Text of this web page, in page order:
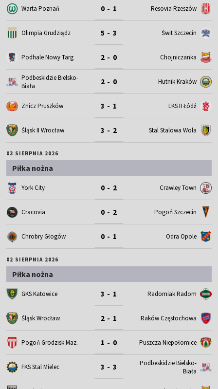
Warta Poznań 0 - 1 Resovia Rzeszów
Olimpia Grudziądz 5 - 3 Świt Szczecin
Podhale Nowy Targ 2 - 0 Chojniczanka
Podbeskidzie Bielsko-
Biała
2 - 0 Hutnik Kraków
Znicz Pruszków 3 - 1 LKS II Łódź
Śląsk II Wrocław 3 - 2 Stal Stalowa Wola
03 SIERPNIA 2026
Piłka nożna
York City 0 - 2 Crawley Town
Cracovia 0 - 2 Pogoń Szczecin
Chrobry Głogów 0 - 1 Odra Opole
02 SIERPNIA 2026
Piłka nożna
GKS Katowice 3 - 1 Radomiak Radom
Śląsk Wrocław 2 - 1 Raków Częstochowa
Pogoń Grodzisk Maz. 1 - 0 Puszcza Niepołomice
FKS Stal Mielec 3 - 3
Podbeskidzie Bielsko-
Biała